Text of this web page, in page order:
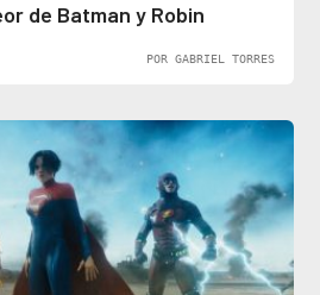
de Batman y Robin
POR GABRIEL TORRES